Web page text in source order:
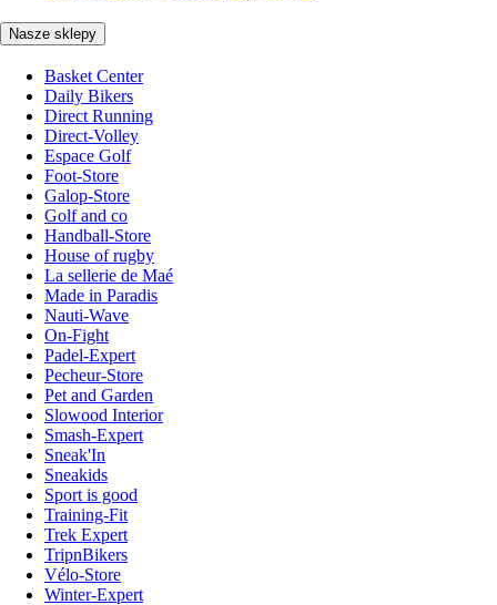
Nasze sklepy
Basket Center
Daily Bikers
Direct Running
Direct-Volley
Espace Golf
Foot-Store
Galop-Store
Golf and co
Handball-Store
House of rugby
La sellerie de Maé
Made in Paradis
Nauti-Wave
On-Fight
Padel-Expert
Pecheur-Store
Pet and Garden
Slowood Interior
Smash-Expert
Sneak'In
Sneakids
Sport is good
Training-Fit
Trek Expert
TripnBikers
Vélo-Store
Winter-Expert